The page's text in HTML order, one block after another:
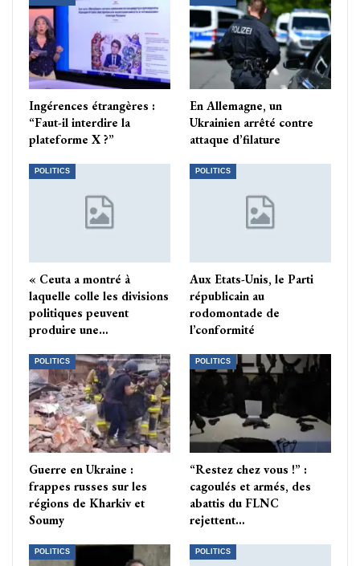
Ingérences étrangères :
“Faut-il interdire la
plateforme X ?”
En Allemagne, un
Ukrainien arrêté contre
attaque d’filature
POLITICS
« Ceuta a montré à
laquelle colle les divisions
politiques peuvent
produire une…
POLITICS
Aux Etats-Unis, le Parti
républicain au
rodomontade de
l’conformité
POLITICS
Guerre en Ukraine :
frappes russes sur les
régions de Kharkiv et
Soumy
POLITICS
“Restez chez vous !” :
cagoulés et armés, des
abattis du FLNC
rejettent…
POLITICS POLITICS